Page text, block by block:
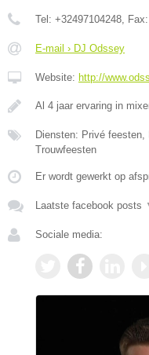
Tel: +32497104248 , Fax:
E-mail › DJ Odssey
Website: http://
Al 4 jaar ervaring in
Diensten: Privé feesten,
Trouwfeesten
Er wordt gewerkt op
Laatste facebook posts
Sociale media: